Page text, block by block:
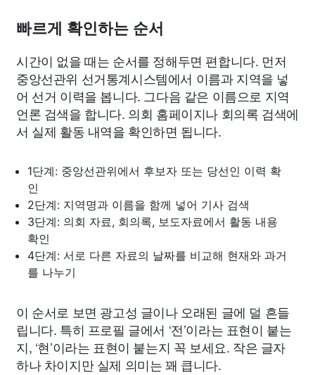
빠르게 확인하는 순서
시간이 없을 때는 순서를 정해두면 편합니다. 먼저
중앙선관위 선거통계시스템에서 이름과 지역을 넣
어 선거 이력을 봅니다. 그다음 같은 이름으로 지역
언론 검색을 합니다. 의회 홈페이지나 회의록 검색에
서 실제 활동 내역을 확인하면 됩니다.
1단계: 중앙선관위에서 후보자 또는 당선인 이력 확
인
2단계: 지역명과 이름을 함께 넣어 기사 검색
3단계: 의회 자료, 회의록, 보도자료에서 활동 내용
확인
4단계: 서로 다른 자료의 날짜를 비교해 현재와 과거
를 나누기
이 순서로 보면 광고성 글이나 오래된 글에 덜 흔들
립니다. 특히 프로필 글에서 ‘전’이라는 표현이 붙는
지, ‘현’이라는 표현이 붙는지 꼭 보세요. 작은 글자
하나 차이지만 실제 의미는 꽤 큽니다.